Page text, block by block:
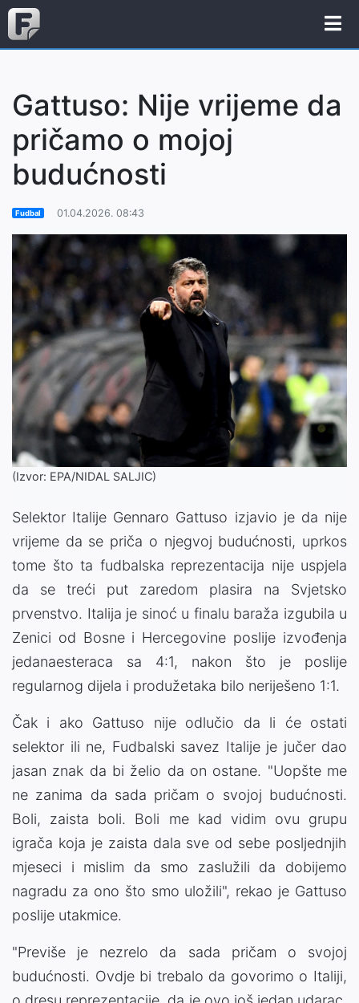
Gattuso: Nije vrijeme da
pričamo o mojoj
budućnosti
Fudbal 01.04.2026. 08:43
(Izvor: EPA/NIDAL SALJIC)
Selektor Italije Gennaro Gattuso izjavio je da nije
vrijeme da se priča o njegvoj budućnosti, uprkos
tome što ta fudbalska reprezentacija nije uspjela
da se treći put zaredom plasira na Svjetsko
prvenstvo. Italija je sinoć u finalu baraža izgubila u
Zenici od Bosne i Hercegovine poslije izvođenja
jedanaesteraca sa 4:1, nakon što je poslije
regularnog dijela i produžetaka bilo neriješeno 1:1.
Čak i ako Gattuso nije odlučio da li će ostati
selektor ili ne, Fudbalski savez Italije je jučer dao
jasan znak da bi želio da on ostane. "Uopšte me
ne zanima da sada pričam o svojoj budućnosti.
Boli, zaista boli. Boli me kad vidim ovu grupu
igrača koja je zaista dala sve od sebe posljednjih
mjeseci i mislim da smo zaslužili da dobijemo
nagradu za ono što smo uložili", rekao je Gattuso
poslije utakmice.
"Previše je nezrelo da sada pričam o svojoj
budućnosti. Ovdje bi trebalo da govorimo o Italiji,